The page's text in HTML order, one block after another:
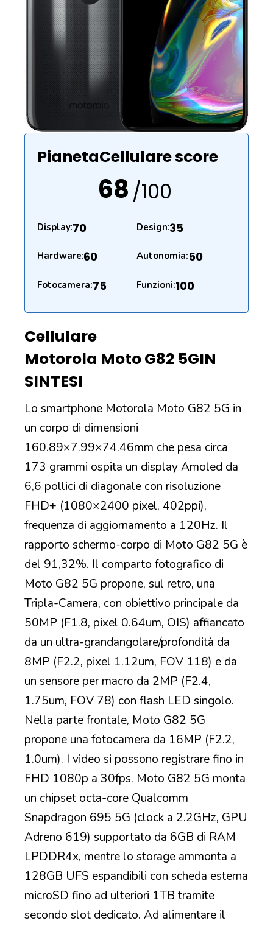
PianetaCellulare score
68 /100
Display:70 Design:35
Hardware:60 Autonomia:50
Fotocamera:75 Funzioni:100
Cellulare
Motorola Moto G82 5GIN
SINTESI
Lo smartphone Motorola Moto G82 5G in
un corpo di dimensioni
160.89×7.99×74.46mm che pesa circa
173 grammi ospita un display Amoled da
6,6 pollici di diagonale con risoluzione
FHD+ (1080×2400 pixel, 402ppi),
frequenza di aggiornamento a 120Hz. Il
rapporto schermo-corpo di Moto G82 5G è
del 91,32%. Il comparto fotografico di
Moto G82 5G propone, sul retro, una
Tripla-Camera, con obiettivo principale da
50MP (F1.8, pixel 0.64um, OIS) affiancato
da un ultra-grandangolare/profondità da
8MP (F2.2, pixel 1.12um, FOV 118) e da
un sensore per macro da 2MP (F2.4,
1.75um, FOV 78) con flash LED singolo.
Nella parte frontale, Moto G82 5G
propone una fotocamera da 16MP (F2.2,
1.0um). I video si possono registrare fino in
FHD 1080p a 30fps. Moto G82 5G monta
un chipset octa-core Qualcomm
Snapdragon 695 5G (clock a 2.2GHz, GPU
Adreno 619) supportato da 6GB di RAM
LPDDR4x, mentre lo storage ammonta a
128GB UFS espandibili con scheda esterna
microSD fino ad ulteriori 1TB tramite
secondo slot dedicato. Ad alimentare il